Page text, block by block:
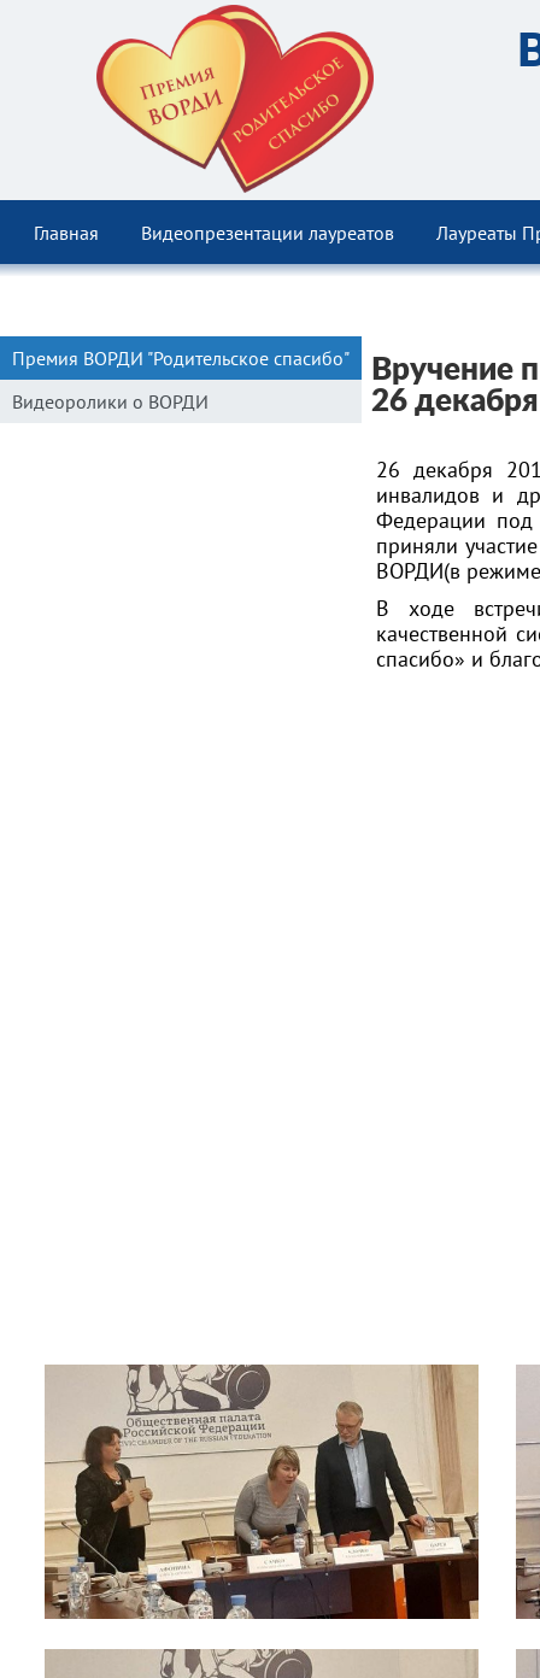
Главная Видеопрезентации лауреатов Лауреаты
26 декабря
инвалидов и
Федерации
приняли
ВОРДИ(в
В ходе
качественной
спасибо» и
Вручение
26
Премия ВОРДИ "Родительское спасибо"
Видеоролики о ВОРДИ